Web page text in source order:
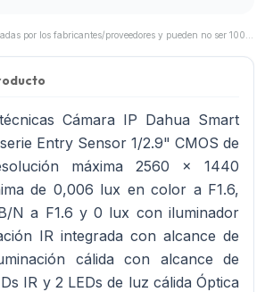
Cámara IP Dahua Smart
Entry Sensor 1/2.9" CMOS de
máxima 2560 x 1440
de 0,006 lux en color a F1.6,
N a F1.6 y 0 lux con iluminador
IR integrada con alcance de
cálida con alcance de
IR y 2 LEDs de luz cálida Óptica